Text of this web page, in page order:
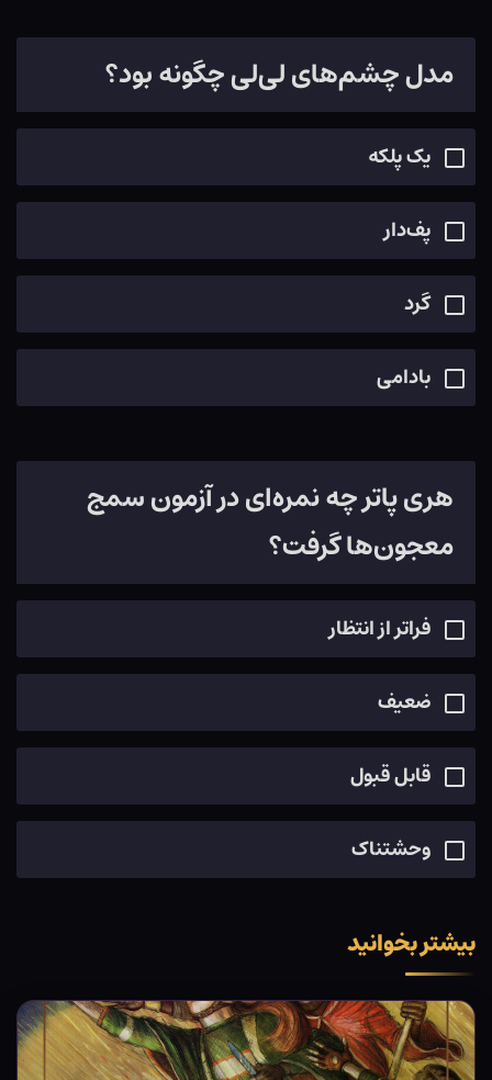
مدل چشم‌های لی‌لی چگونه بود؟
یک پلکه
پف‌دار
گرد
بادامی
هری پاتر چه نمره‌ای در آزمون سمج
معجون‌ها گرفت؟
فراتر از انتظار
ضعيف
قابل قبول
وحشتناک
بیشتر بخوانید